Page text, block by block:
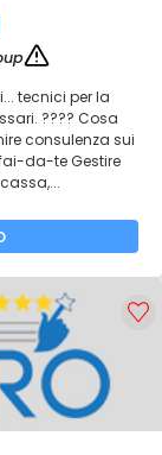
tecnici per la
???? Cosa
consulenza sui
da-te Gestire